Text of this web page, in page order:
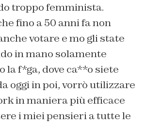
troppo femminista.
fino a 50 anni fa non
votare e mo gli state
in mano solamente
la f*ga, dove ca**o siete
oggi in poi, vorrò utilizzare
in maniera più efficace
i miei pensieri a tutte le